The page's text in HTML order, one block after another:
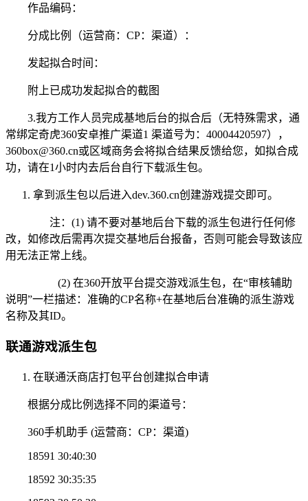
作品编码：
分成比例（运营商：CP：渠道）：
发起拟合时间：
附上已成功发起拟合的截图
3.我方工作人员完成基地后台的拟合后（无特殊需求，通
常绑定奇虎360安卓推广渠道1 渠道号为：40004420597），
360box@360.cn或区域商务会将拟合结果反馈给您，如拟合成
功，请在1小时内去后台自行下载派生包。
拿到派生包以后进入dev.360.cn创建游戏提交即可。
注：(1) 请不要对基地后台下载的派生包进行任何修
改，如修改后需再次提交基地后台报备，否则可能会导致该应
用无法正常上线。
(2) 在360开放平台提交游戏派生包，在“审核辅助
说明”一栏描述：准确的CP名称+在基地后台准确的派生游戏
名称及其ID。
联通游戏派生包
在联通沃商店打包平台创建拟合申请
根据分成比例选择不同的渠道号：
360手机助手 (运营商：CP：渠道)
18591 30:40:30
18592 30:35:35